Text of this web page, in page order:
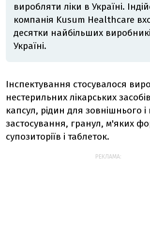
виробляти ліки в Україні.
компанія Kusum Healthcare
десятки найбільших
Україні.
Інспектування стосувалося
нестерильних лікарських
капсул, рідин для зовнішнього
застосування, гранул, м'яких
супозиторіїв і таблеток.
РЕКЛАМА: